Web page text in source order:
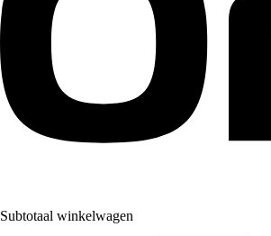
Subtotaal winkelwagen